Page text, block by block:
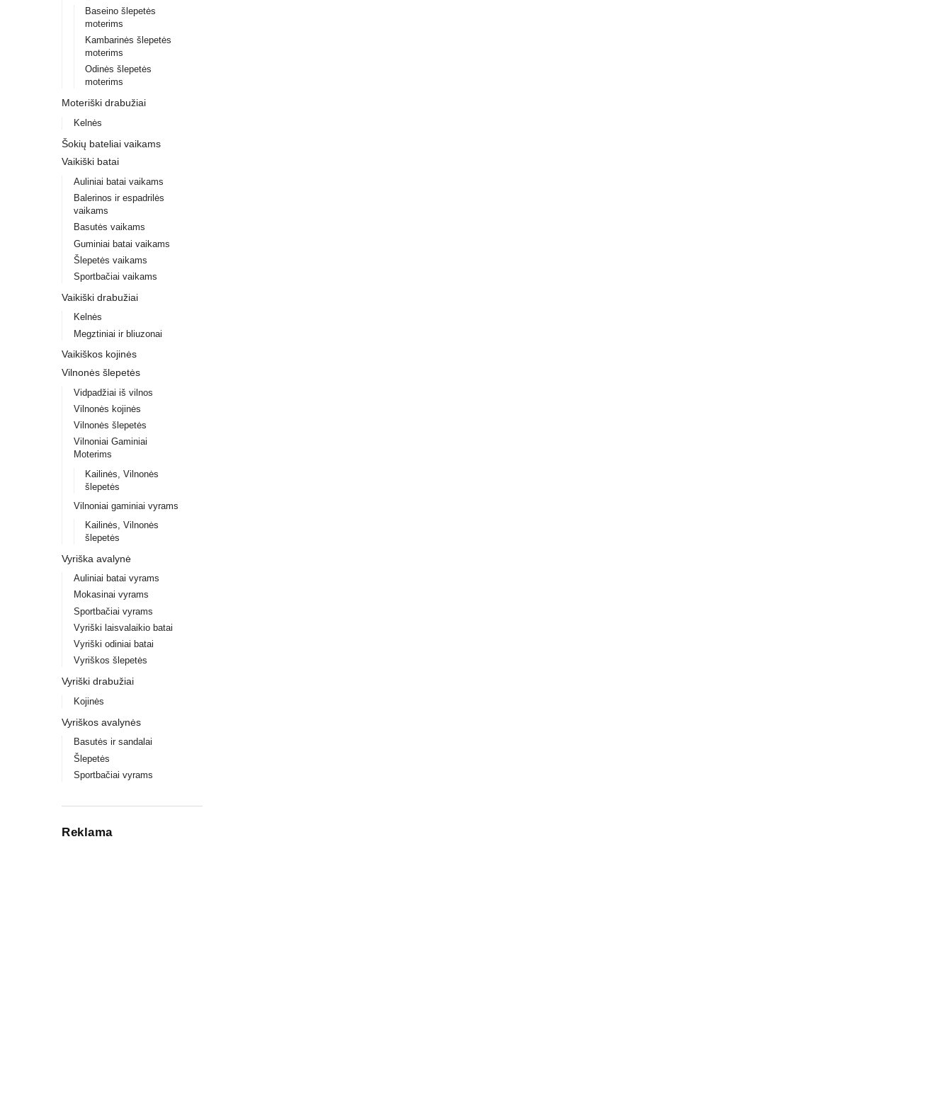
Baseino šlepetės
moterims
Kambarinės šlepetės
moterims
Odinės šlepetės
moterims
Moteriški drabužiai
Kelnės
Šokių bateliai vaikams
Vaikiški batai
Auliniai batai vaikams
Balerinos ir espadrilės
vaikams
Basutės vaikams
Guminiai batai vaikams
Šlepetės vaikams
Sportbačiai vaikams
Vaikiški drabužiai
Kelnės
Megztiniai ir bliuzonai
Vaikiškos kojinės
Vilnonės šlepetės
Vidpadžiai iš vilnos
Vilnonės kojinės
Vilnonės šlepetės
Vilnoniai Gaminiai
Moterims
Kailinės, Vilnonės
šlepetės
Vilnoniai gaminiai vyrams
Kailinės, Vilnonės
šlepetės
Vyriška avalynė
Auliniai batai vyrams
Mokasinai vyrams
Sportbačiai vyrams
Vyriški laisvalaikio batai
Vyriški odiniai batai
Vyriškos šlepetės
Vyriški drabužiai
Kojinės
Vyriškos avalynės
Basutės ir sandalai
Šlepetės
Sportbačiai vyrams
Reklama